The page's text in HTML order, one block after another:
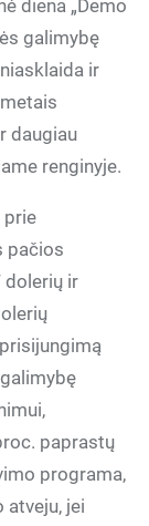
diena „Demo
galimybę
ir
daugiau
renginyje.
prie
pačios
dolerių ir
paprastų
programa,
jei